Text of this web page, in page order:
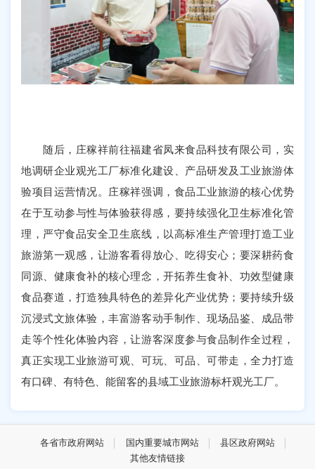
随后，庄稼祥前往福建省凤来食品科技有限公司，实
地调研企业观光工厂标准化建设、产品研发及工业旅游体
验项目运营情况。庄稼祥强调，食品工业旅游的核心优势
在于互动参与性与体验获得感，要持续强化卫生标准化管
理，严守食品安全卫生底线，以高标准生产管理打造工业
旅游第一观感，让游客看得放心、吃得安心；要深耕药食
同源、健康食补的核心理念，开拓养生食补、功效型健康
食品赛道，打造独具特色的差异化产业优势；要持续升级
沉浸式文旅体验，丰富游客动手制作、现场品鉴、成品带
走等个性化体验内容，让游客深度参与食品制作全过程，
真正实现工业旅游可观、可玩、可品、可带走，全力打造
有口碑、有特色、能留客的县域工业旅游标杆观光工厂。
各省市政府网站 国内重要城市网站
县区政府网站
其他友情链接